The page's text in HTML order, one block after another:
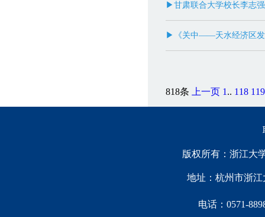
▶甘肃联合大学校长李志
▶《关中——天水经济区发
818条 上一页 1 .. 118 119
版权所有：浙江大
地址：杭州市浙江
电话：0571-